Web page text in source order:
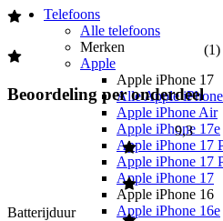
Telefoons
Alle telefoons
Merken
Apple
Apple iPhone 17
Alle Apple
Apple iPhone Air
Apple iPhone 17e
Apple iPhone 17
Apple iPhone 17
Apple iPhone 17
Apple iPhone 16
Apple iPhone 16e
(1)
Beoordeling per onderdeel
Batterijduur
9,3